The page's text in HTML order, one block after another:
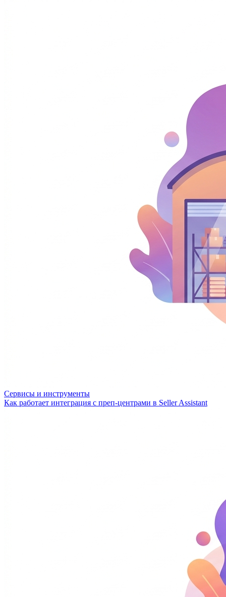
Сервисы и инструменты
Как работает интеграция с преп-центрами в Seller Assistant